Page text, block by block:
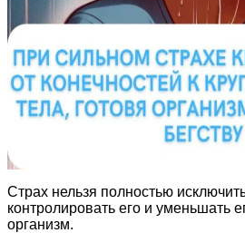
Страх нельзя полностью
контролировать его и уменьшать
организм.